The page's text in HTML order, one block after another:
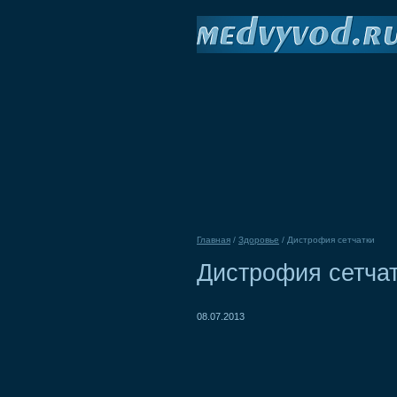
Главная / Здоровье / Дистрофия сетчатки
Дистрофия
08.07.2013